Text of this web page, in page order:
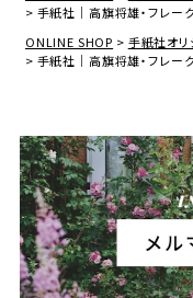
手紙社｜高旗将雄・フレー
ONLINE SHOP
手紙社オ
手紙社｜高旗将雄・フレー